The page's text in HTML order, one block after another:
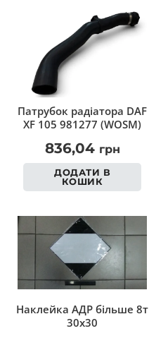
Патрубок радіатора DAF
XF 105 981277 (WOSM)
836,04 грн
ДОДАТИ В
КОШИК
Наклейка АДР більше 8т
30х30